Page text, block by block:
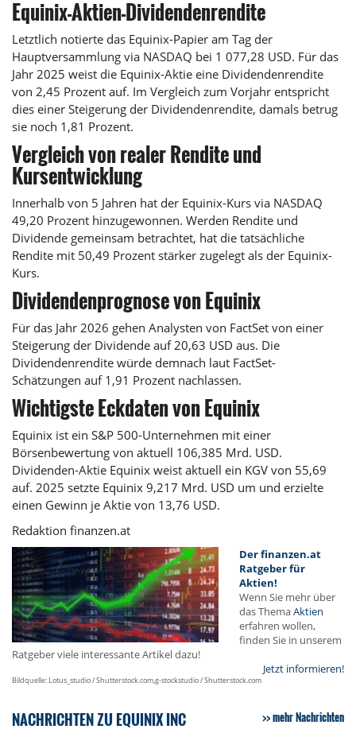
Equinix-Aktien-Dividendenrendite
Letztlich notierte das Equinix-Papier am Tag der
Hauptversammlung via NASDAQ bei 1 077,28 USD. Für das
Jahr 2025 weist die Equinix-Aktie eine Dividendenrendite
von 2,45 Prozent auf. Im Vergleich zum Vorjahr entspricht
dies einer Steigerung der Dividendenrendite, damals betrug
sie noch 1,81 Prozent.
Vergleich von realer Rendite und
Kursentwicklung
Innerhalb von 5 Jahren hat der Equinix-Kurs via NASDAQ
49,20 Prozent hinzugewonnen. Werden Rendite und
Dividende gemeinsam betrachtet, hat die tatsächliche
Rendite mit 50,49 Prozent stärker zugelegt als der Equinix-
Kurs.
Dividendenprognose von Equinix
Für das Jahr 2026 gehen Analysten von FactSet von einer
Steigerung der Dividende auf 20,63 USD aus. Die
Dividendenrendite würde demnach laut FactSet-
Schätzungen auf 1,91 Prozent nachlassen.
Wichtigste Eckdaten von Equinix
Equinix ist ein S&P 500-Unternehmen mit einer
Börsenbewertung von aktuell 106,385 Mrd. USD.
Dividenden-Aktie Equinix weist aktuell ein KGV von 55,69
auf. 2025 setzte Equinix 9,217 Mrd. USD um und erzielte
einen Gewinn je Aktie von 13,76 USD.
Redaktion finanzen.at
Der finanzen.at
Ratgeber für
Aktien!
Wenn Sie mehr über
das ThemaAktien
erfahren wollen,
finden Sie in unserem
Ratgeber viele interessante Artikel dazu!
Jetzt informieren!
Bildquelle: Lotus_studio / Shutterstock.com,g-stockstudio / Shutterstock.com
NACHRICHTEN ZU EQUINIX INC mehr Nachrichten